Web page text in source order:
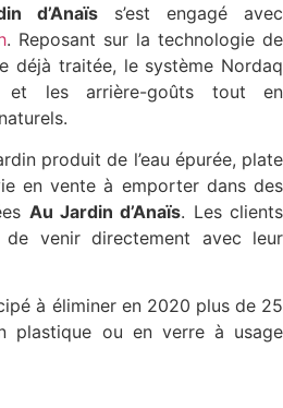
d’Anaïs s’est engagé avec
. Reposant sur la technologie de
déjà traitée, le système Nordaq
et les arrière-goûts tout en
produit de l’eau épurée, plate
en vente à emporter dans des
Au Jardin d’Anaïs. Les clients
venir directement avec leur
à éliminer en 2020 plus de 25
plastique ou en verre à usage